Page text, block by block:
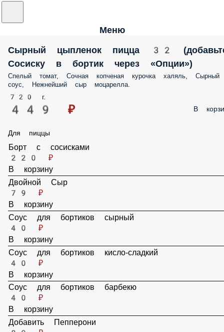
Меню
Сырный цыпленок пицца 32 (добавьте
Сосиску в бортик через «Опции»)
Спелый томат, Сочная копченая курочка халяль, Сырный соус,
Нежнейший сыр моцарелла.
720 г.
449 ₽ В
Для пиццы
Борт с сосисками
220 ₽
В корзину
79 ₽
В корзину
Соус для бортиков сырный
40 ₽
В корзину
Соус для бортиков кисло-сладкий
40 ₽
В корзину